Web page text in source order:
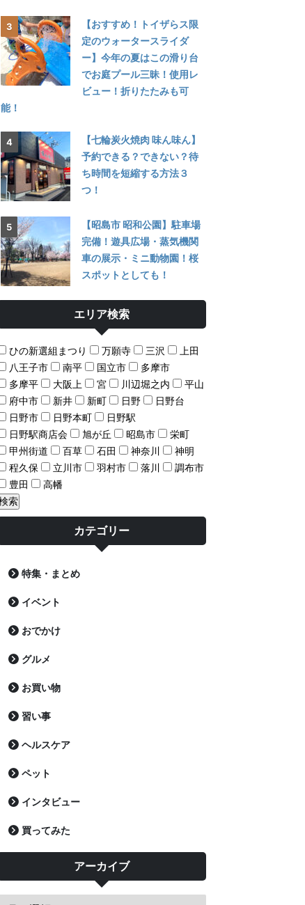
【おすすめ！トイザらス限
定のウォータースライダ
ー】今年の夏はこの滑り台
でお庭プール三昧！使用レ
ビュー！折りたたみも可
能！
【七輪炭火焼肉 味ん味ん】
予約できる？できない？待
ち時間を短縮する方法３
つ！
【昭島市 昭和公園】駐車場
完備！遊具広場・蒸気機関
車の展示・ミニ動物園！桜
スポットとしても！
エリア検索
ひの新選組まつり 万願寺 三沢
上田
八王子市
南平 国立市
多摩市
多摩平
大阪上 宮 川辺堀之内
平山
府中市
新井 新町 日野
日野台
日野市
日野本町
日野駅
日野駅商店会
旭が丘 昭島市
栄町
甲州街道
百草 石田 神奈川
神明
程久保
立川市 羽村市 落川
調布市
豊田
高幡
カテゴリー
特集・まとめ
イベント
おでかけ
グルメ
お買い物
習い事
ヘルスケア
ペット
インタビュー
買ってみた
アーカイブ